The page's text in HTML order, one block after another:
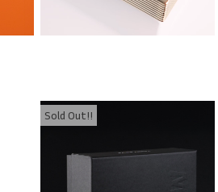
Sold Out!!